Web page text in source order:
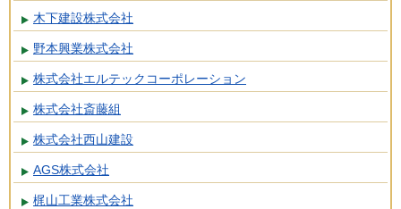
木下建設株式会社
野本興業株式会社
株式会社エルテックコーポレーション
株式会社斎藤組
株式会社西山建設
AGS株式会社
梶山工業株式会社